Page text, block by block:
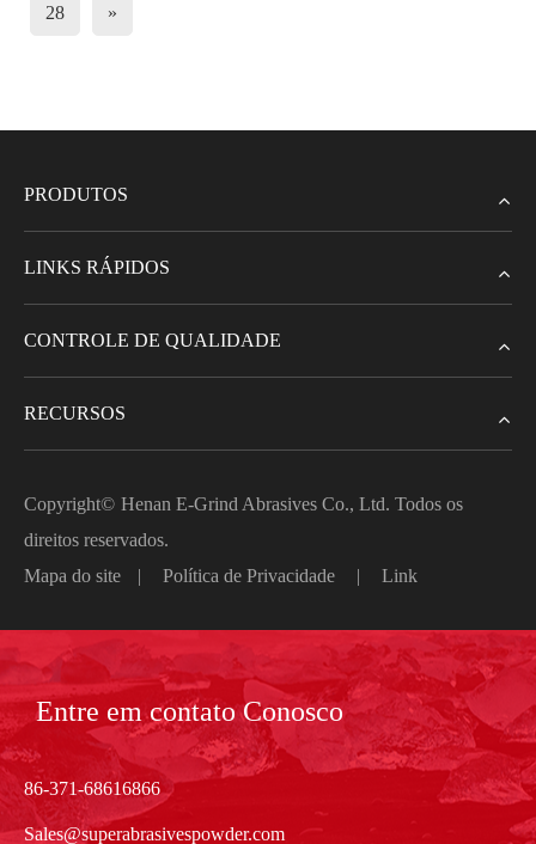
28 »
PRODUTOS
LINKS RÁPIDOS
CONTROLE DE QUALIDADE
RECURSOS
Copyright© Henan E-Grind Abrasives Co., Ltd. Todos os
direitos reservados.
Mapa do site
| Política de Privacidade | Link
Entre em contato Conosco
86-371-68616866
Sales@superabrasivespowder.com